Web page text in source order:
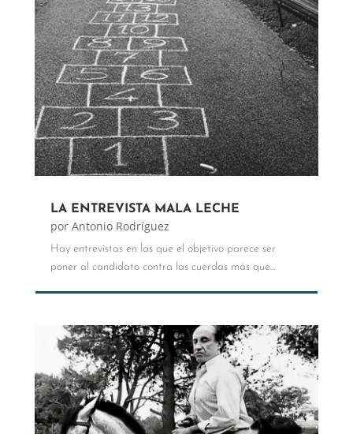
LA ENTREVISTA MALA LECHE
por Antonio Rodríguez
Hay entrevistas en las que el objetivo parece ser
poner al candidato contra las cuerdas más que...